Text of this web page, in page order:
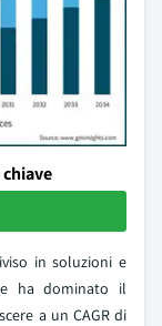
in soluzioni e
ha dominato il
a un CAGR di